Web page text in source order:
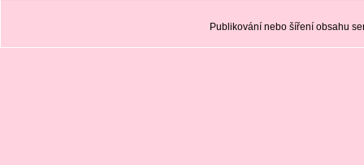
Publikování nebo šíření obsahu